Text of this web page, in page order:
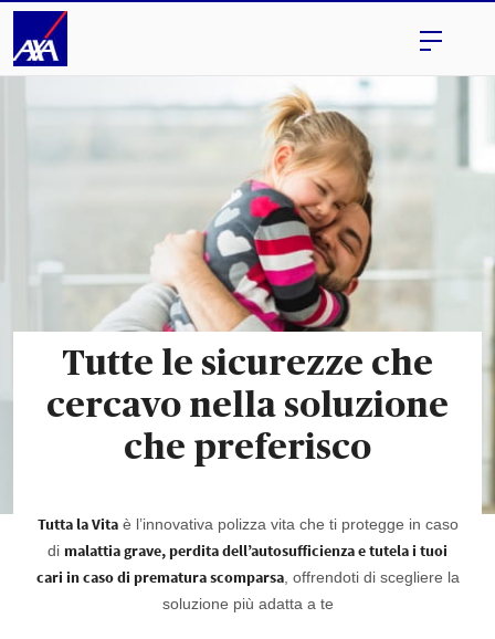
Tutte le sicurezze che
cercavo nella soluzione
che preferisco
Tutta la Vitaè l’innovativa polizza vita che ti protegge in caso
di malattia grave, perdita dell’autosufficienza e tutela i tuoi
cari in caso di prematura scomparsa, offrendoti di scegliere la
soluzione più adatta a te